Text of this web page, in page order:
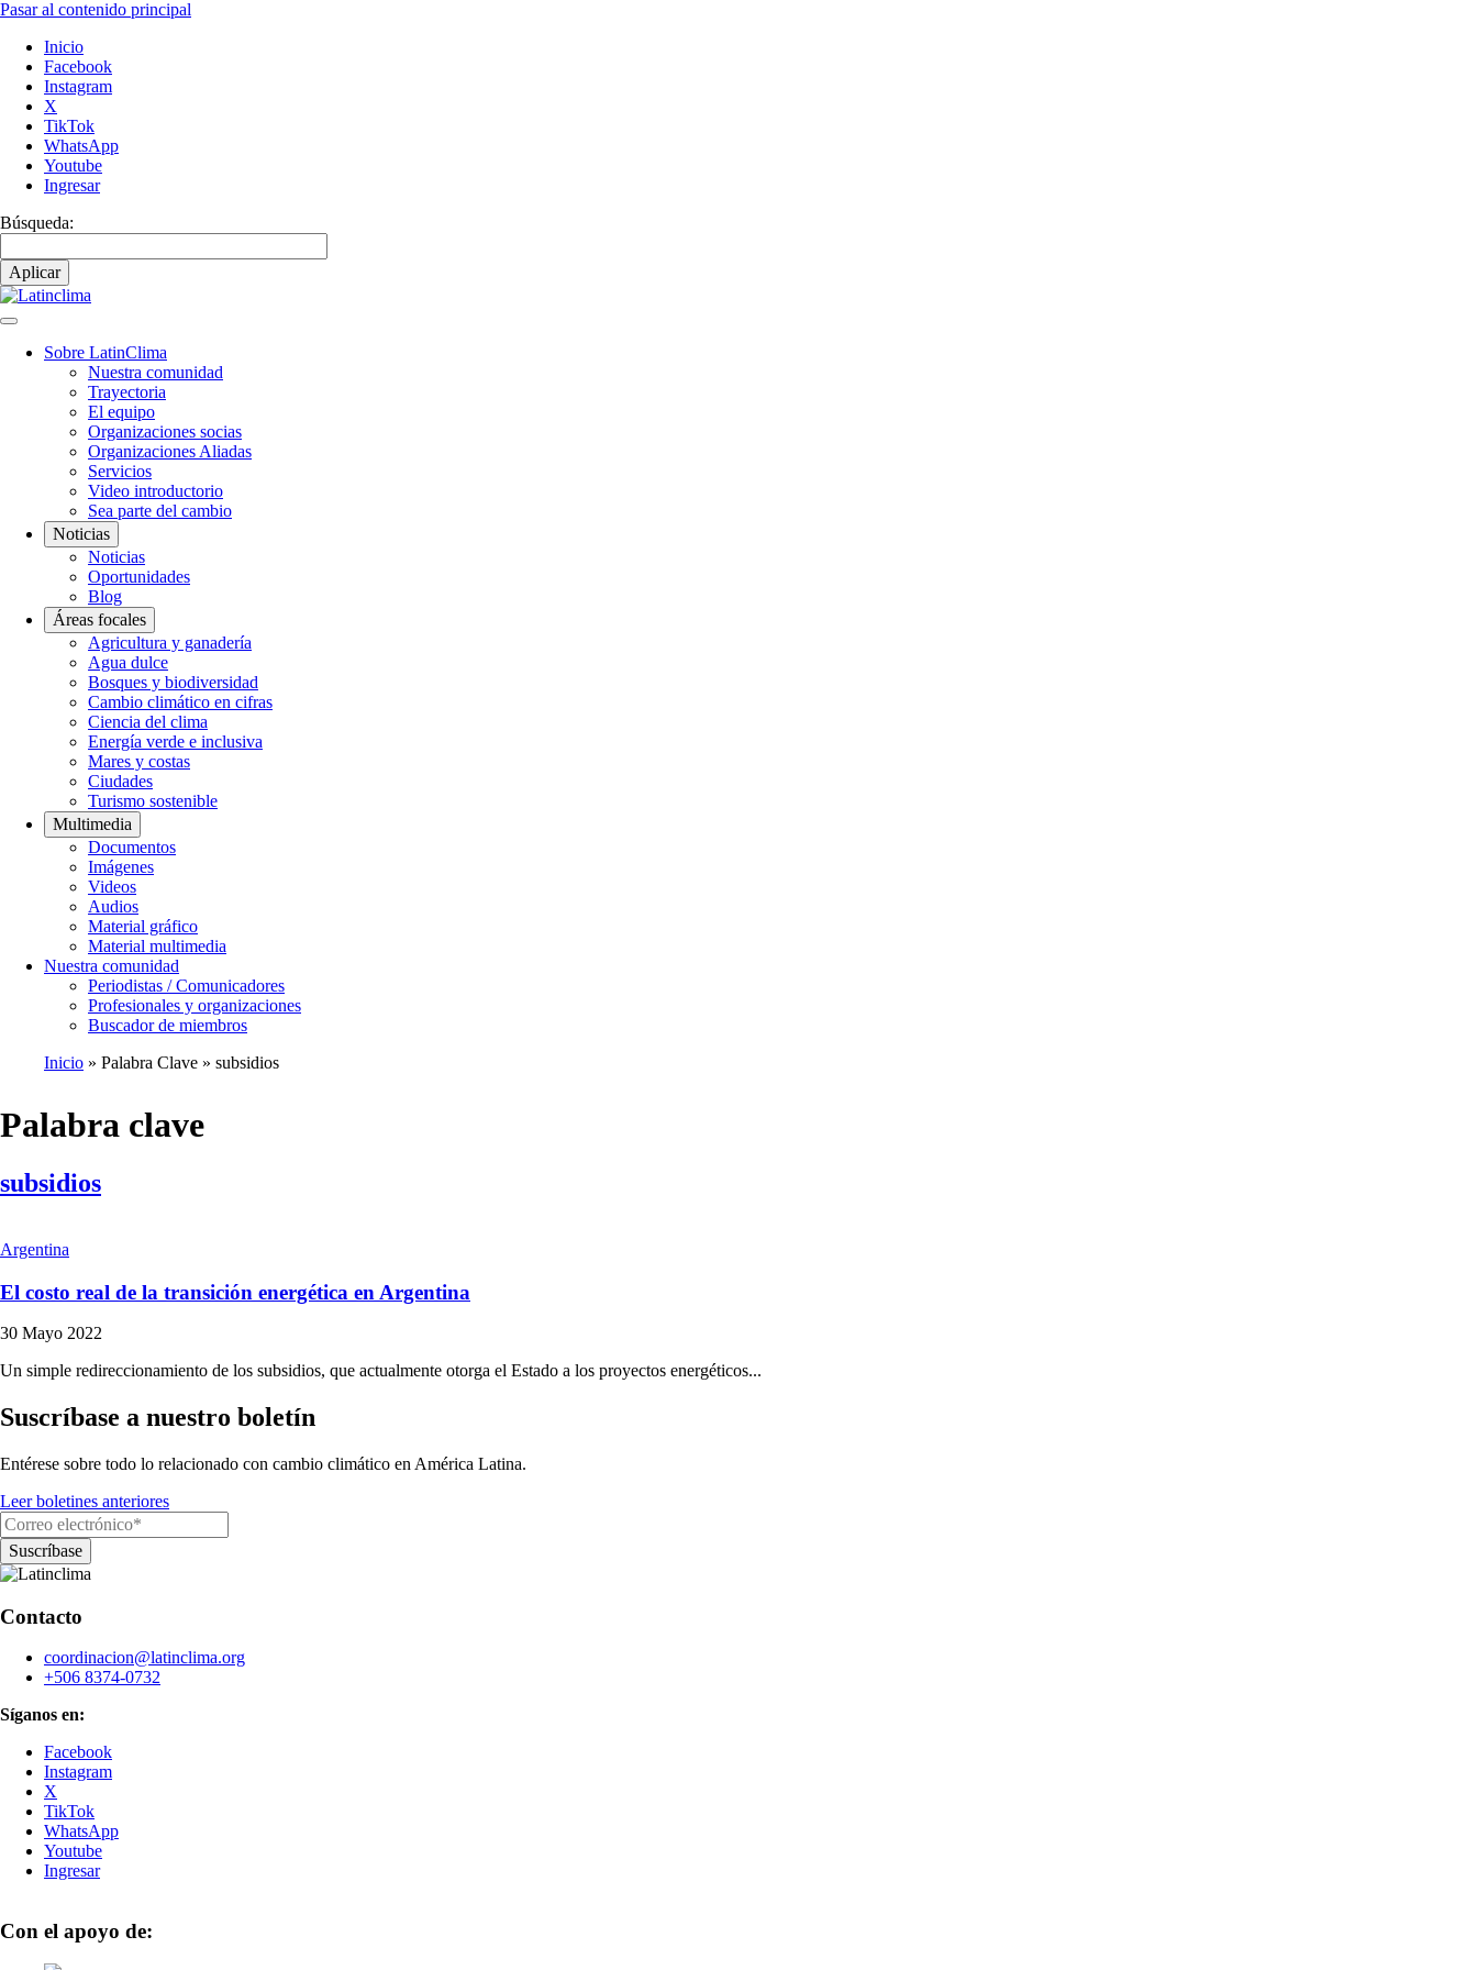
Pasar al contenido principal
Inicio
Facebook
Instagram
X
TikTok
WhatsApp
Youtube
Ingresar
Búsqueda:
Navegación
Sobre LatinClima
Nuestra comunidad
Trayectoria
El equipo
Organizaciones socias
Organizaciones Aliadas
Servicios
Video introductorio
Sea parte del cambio
Noticias
Noticias
Oportunidades
Blog
Áreas focales
Agricultura y ganadería
Agua dulce
Bosques y biodiversidad
Cambio climático en cifras
Ciencia del clima
Energía verde e inclusiva
Mares y costas
Ciudades
Turismo sostenible
Multimedia
Documentos
Imágenes
Videos
Audios
Material gráfico
Material multimedia
Nuestra comunidad
Periodistas / Comunicadores
Profesionales y organizaciones
Buscador de miembros
de
Inicio Palabra Clave subsidios
Palabra clave
subsidios
Argentina
El costo real de la transición energética en Argentina
30 Mayo 2022
Un simple redireccionamiento de los subsidios, que actualmente otorga el Estado a los proyectos energéticos...
Suscríbase a nuestro boletín
Entérese sobre todo lo relacionado con cambio climático en América Latina.
Leer boletines anteriores
Contacto
coordinacion@latinclima.org
+506 8374-0732
Síganos en:
Facebook
Instagram
X
TikTok
WhatsApp
Youtube
Ingresar
Con el apoyo de: